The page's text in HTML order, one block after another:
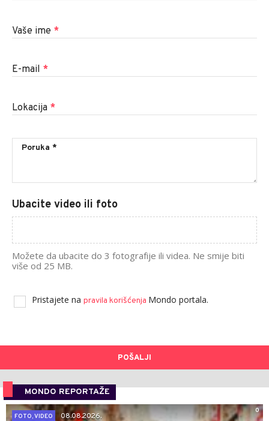
Vaše ime *
E-mail *
Lokacija *
Ubacite video ili foto
Možete da ubacite do 3 fotografije ili videa. Ne smije biti
više od 25 MB.
Pristajete na pravila korišćenja Mondo portala.
POŠALJI
MONDO REPORTAŽE
0
FOTO, VIDEO
08.08.2026.